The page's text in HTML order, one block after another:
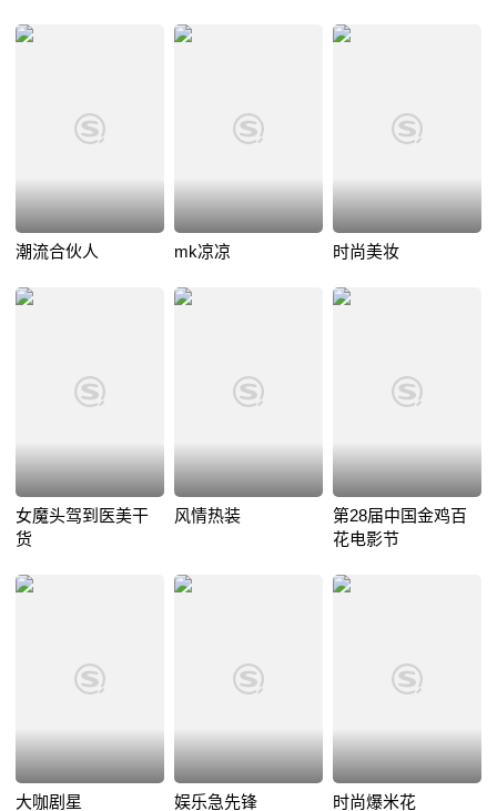
潮流合伙人 mk凉凉 时尚美妆
女魔头驾到医美干
货
风情热装
第28届中国金鸡百
花电影节
大咖剧星 娱乐急先锋 时尚爆米花